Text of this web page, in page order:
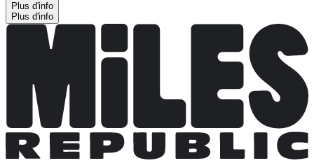
Plus d'info
Plus d'info